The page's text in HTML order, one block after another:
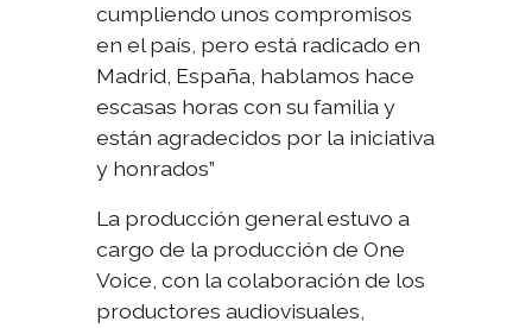
cumpliendo unos compromisos
en el país, pero está radicado en
Madrid, España, hablamos hace
escasas horas con su familia y
están agradecidos por la iniciativa
y honrados”
La producción general estuvo a
cargo de la producción de One
Voice, con la colaboración de los
productores audiovisuales,